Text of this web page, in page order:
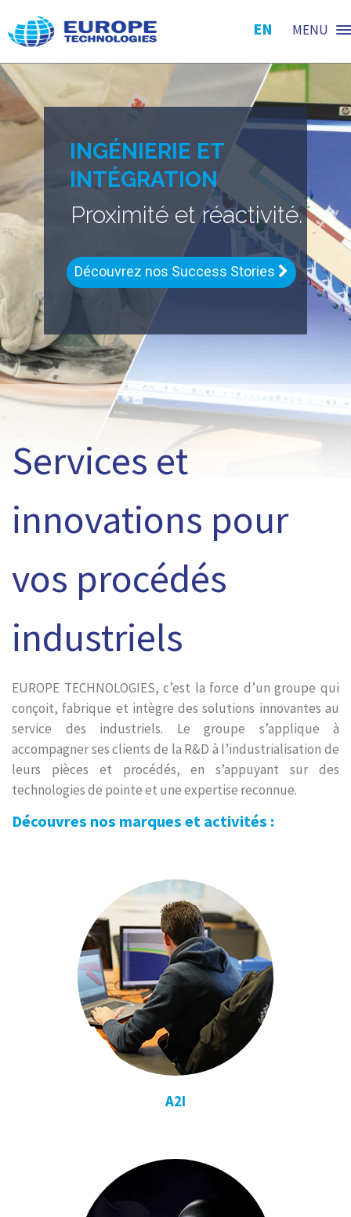
EN MENU
Services et
innovations pour
vos procédés
industriels
EUROPE TECHNOLOGIES, c’est la force d’un groupe qui
conçoit, fabrique et intègre des solutions innovantes au
service des industriels. Le groupe s’applique à
accompagner ses clients de la R&D à l’industrialisation de
leurs pièces et procédés, en s’appuyant sur des
technologies de pointe et une expertise reconnue.
Découvres nos marques et activités :
A2I